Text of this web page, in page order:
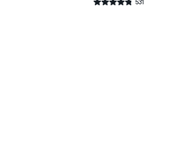
별점 4.8점 531
건 작성